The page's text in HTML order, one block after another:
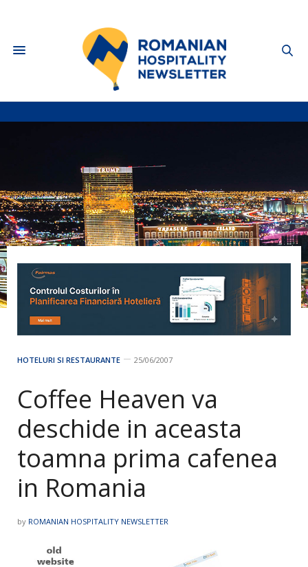
HOTELURI SI RESTAURANTE 25/06/2007
Coffee Heaven va
deschide in aceasta
toamna prima cafenea
in Romania
by ROMANIAN HOSPITALITY NEWSLETTER